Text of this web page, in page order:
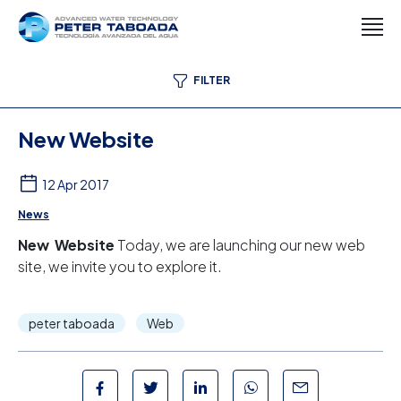
FILTER
New Website
12 Apr 2017
News
New Website Today, we are launching our new web
site, we invite you to explore it.
peter taboada Web